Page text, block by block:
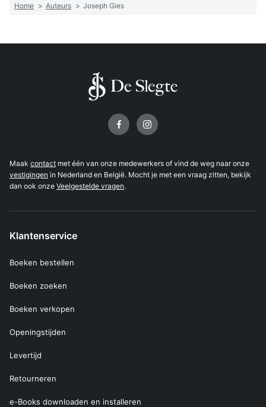
Home > Auteurs > Joseph Gies
Maak contact met één van onze medewerkers of vind de weg naar onze
vestigingen in Nederland en België. Mocht je met een vraag zitten, bekijk
dan ook onze Veelgestelde vragen.
Klantenservice
Boeken bestellen
Boeken zoeken
Boeken verkopen
Openingstijden
Levertijd
Retourneren
e-Books downloaden en installeren